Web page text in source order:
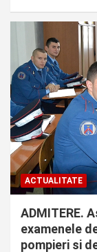
ACTUALITATE
ADMITERE.
examenele
pompieri si